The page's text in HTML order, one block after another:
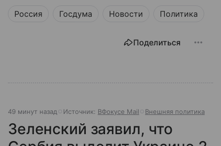
Россия Госдума Новости Политика
Поделиться
49 минут назад Источник: ВФокусе Mail Внешняя политика
Зеленский заявил, что